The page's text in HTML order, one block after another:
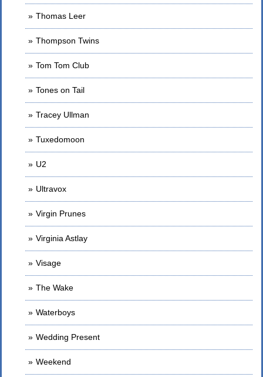
Thomas Leer
Thompson Twins
Tom Tom Club
Tones on Tail
Tracey Ullman
Tuxedomoon
U2
Ultravox
Virgin Prunes
Virginia Astlay
Visage
The Wake
Waterboys
Wedding Present
Weekend